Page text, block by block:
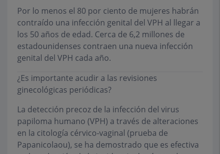
Por lo menos el 80 por ciento de mujeres habrán
contraído una infección genital del VPH al llegar a
los 50 años de edad. Cerca de 6,2 millones de
estadounidenses contraen una nueva infección
genital del VPH cada año.
¿Es importante acudir a las revisiones
ginecológicas periódicas?
La detección precoz de la infección del virus
papiloma humano (VPH) a través de alteraciones
en la citología cérvico-vaginal (prueba de
Papanicolaou), se ha demostrado que es efectiva